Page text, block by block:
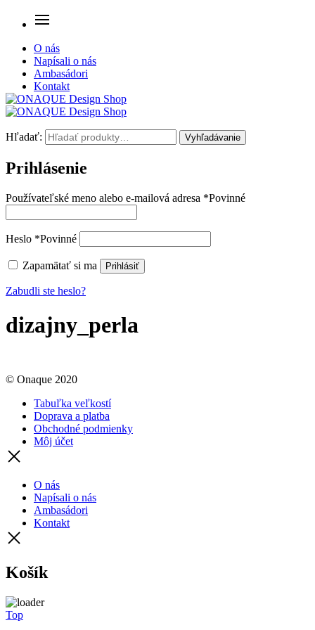
O nás
Napísali o nás
Ambasádori
Kontakt
Hľadať: Vyhľadávanie
Prihlásenie
Používateľské meno alebo e-mailová adresa *Povinné
Heslo *Povinné
Zapamätať si ma Prihlásiť
Zabudli ste heslo?
dizajny_perla
© Onaque 2020
Tabuľka veľkostí
Doprava a platba
Obchodné podmienky
Môj účet
O nás
Napísali o nás
Ambasádori
Kontakt
Košík
Top